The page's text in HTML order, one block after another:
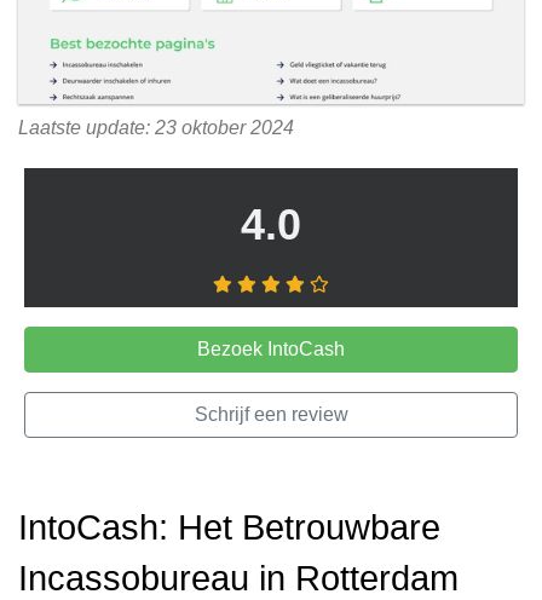
Laatste update: 23 oktober 2024
4.0
Bezoek IntoCash
Schrijf een review
IntoCash: Het Betrouwbare
Incassobureau in Rotterdam